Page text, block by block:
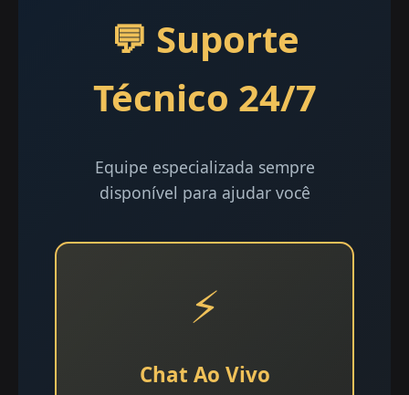
💬 Suporte
Técnico 24/7
Equipe especializada sempre
disponível para ajudar você
⚡
Chat Ao Vivo